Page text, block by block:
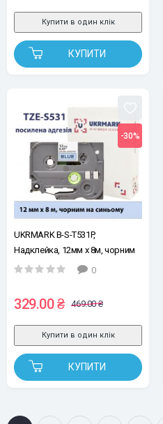
КУПИТИ
Купити в один клік
-30%
UKRMARK B-S-T531P,
Надклейка, 12мм х 8м, чорним
на синьому, стрічка для
BROTHER TZe-S531 (TZeS531)
0
329.00 ₴ 469.00 ₴
КУПИТИ
Купити в один клік